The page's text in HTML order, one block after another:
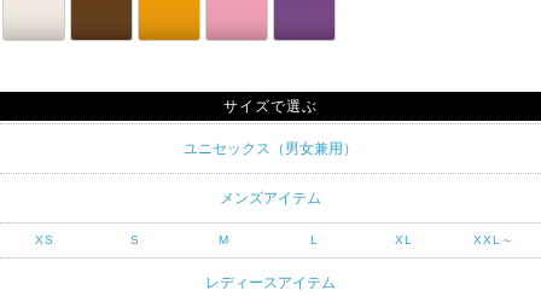
サイズで選ぶ
ユニセックス（男女兼用）
メンズアイテム
XS S M L XL XXL～
レディースアイテム